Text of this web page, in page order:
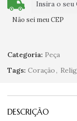
Não sei meu CEP
Categoria: Peça
Tags: Coração,
DESCRIÇÃO